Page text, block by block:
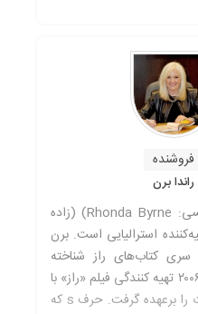
فروشنده
راندا برن
راندا برن (به انگلیسی: Rhonda Byrne) (زاده
استرالیایی است. برن
سری کتاب‌های راز شناخته
می‌شود. او در سال ۲۰۰۶ تهیه کنندگی فیلم «راز» با
کارگردانی درو هریوت را برعهده گرفت. حرف s که